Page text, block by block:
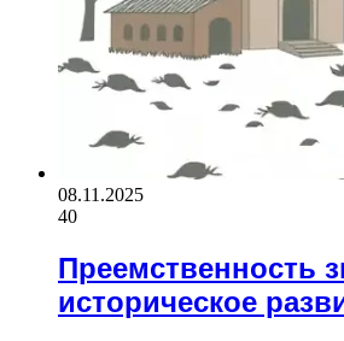
08.11.2025
40
Преемственность
историческое